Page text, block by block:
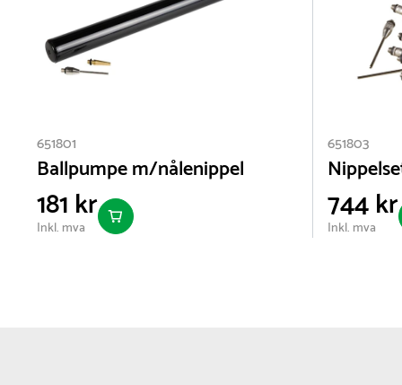
651801
Ballpumpe m/nålenippel
181 kr
Inkl. mva
651803
744 kr
Inkl. mva